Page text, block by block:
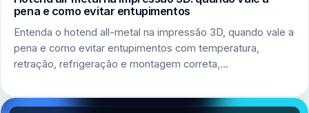
pena e como evitar entupimentos
Entenda o hotend all-metal na impressão 3D, quando vale a
pena e como evitar entupimentos com temperatura,
retração, refrigeração e montagem correta,…